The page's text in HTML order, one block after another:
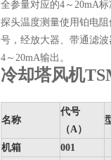
全参量对应的4～20mA
探头温度测量使用铂电
号，经放大器、带通滤
4～20mA输出。
冷却塔风机
名称
代号
（A）
机箱
001